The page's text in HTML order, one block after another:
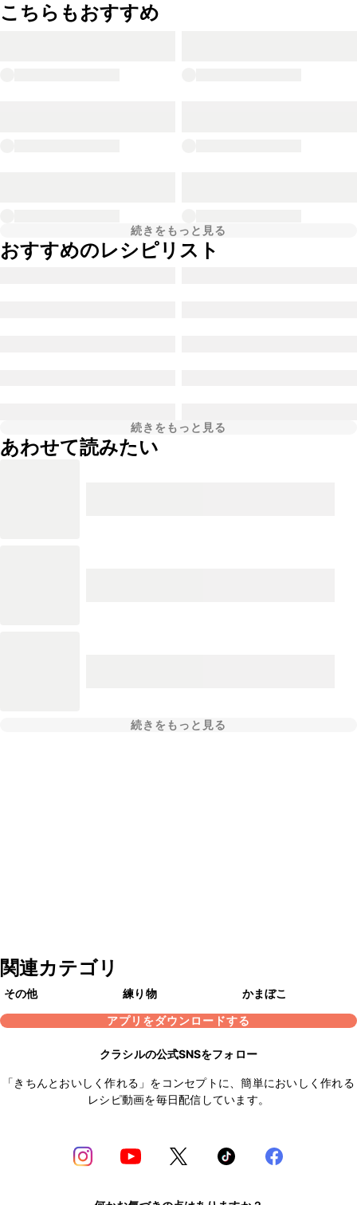
こちらもおすすめ
続きをもっと見る
おすすめのレシピリスト
続きをもっと見る
あわせて読みたい
続きをもっと見る
関連カテゴリ
その他 練り物
かまぼこ
アプリをダウンロードする
クラシルの公式SNSをフォロー
「きちんとおいしく作れる」をコンセプトに、簡単においしく作れる
レシピ動画を毎日配信しています。